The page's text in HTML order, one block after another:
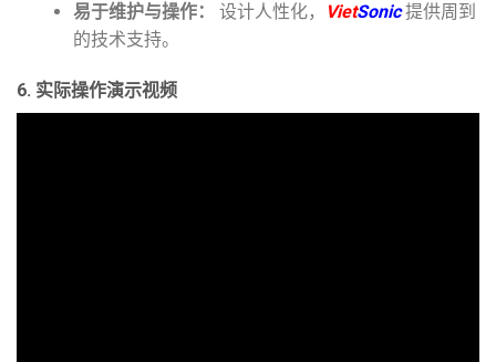
易于维护与操作：
设计人性化， VietSonic提供周到
的技术支持。
6. 实际操作演示视频